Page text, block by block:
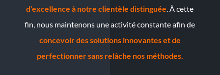
d’excellence à notre clientèle distinguée. À cette
fin, nous maintenons une activité constante afin de
concevoir des solutions innovantes et de
perfectionner sans relâche nos méthodes.